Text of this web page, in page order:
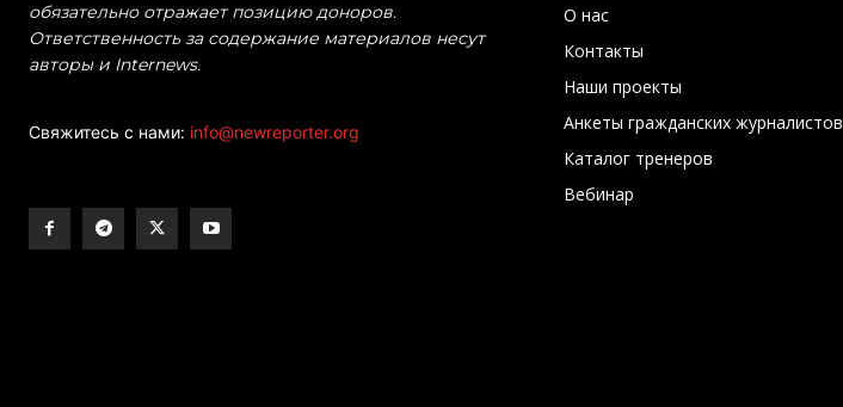
обязательно отражает позицию доноров.
Ответственность за содержание материалов несут
авторы и Internews.
Свяжитесь с нами: info@newreporter.org
О нас
Контакты
Наши проекты
Анкеты гражданских журналистов
Каталог тренеров
Вебинар